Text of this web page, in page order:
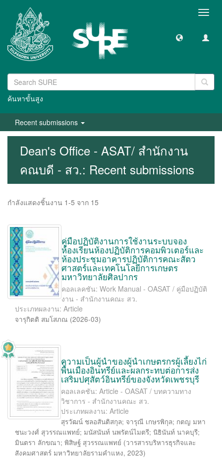
ค้นหาขั้นสูง
Recent submissions
Dean's Office - ASAT/ สำนักงาน
คณบดี - สว.: Recent submissions
กำลังแสดงชิ้นงาน 1-5 จาก 15
คูู่มือปฏิบัติงานการใช้งานระบบจอง
ห้องเรียนห้องปฏิบัติการคอมพิวเตอร์และ
ห้องประชุมอาคารปฏิบัติการคณะสัตว
ศาสตร์และเทคโนโลยีการเกษตร
มหาวิทยาลัยศิลปากร
คอลเลคชัน: Work Manual - OASAT / คู่มือปฏิบัติ
งาน - สำนักงานคณะ สว.
ประเภทผลงาน: Article
จารุกิตติ สมโสภณ (2026-03)
ความเป็นผู้นำของผู้นำเกษตรกรผู้เลี้ยงไก่
พื้นเมืองอินทรีย์และผลกระทบต่อการส่ง
เสริมปศุสัตว์อินทรีย์ของจังหวัดเพชรบุรี
คอลเลคชัน: Article - OASAT / บทความทาง
วิชาการ - สำนักงานคณะ สว.
ประเภทผลงาน: Article
สุรวัฒน์ ชลอสันติสกุล; จารุณี เกษรพิกุล; กตญ มหา
ชนะวงศ์ สุวรรณแพทย์; มนัสนันท์ นพรัตน์ไมตรี; นิธินันท์ นาคบุรี;
มินตรา ลักขณา; พิสิษฐ์ สุวรรณแพทย์ (วารสารบริหารธุรกิจและ
สังคมศาสตร์ มหาวิทยาลัยรามคำแหง, 2023)